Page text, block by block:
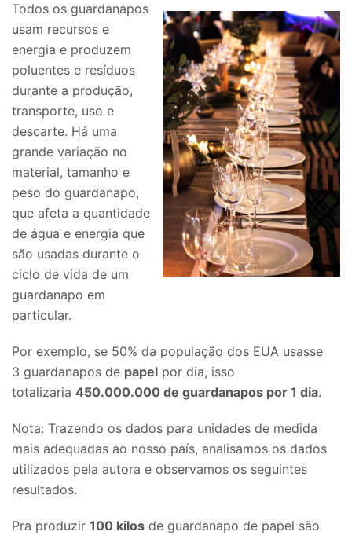
Todos os guardanapos
usam recursos e
energia e produzem
poluentes e resíduos
durante a produção,
transporte, uso e
descarte. Há uma
grande variação no
material, tamanho e
peso do guardanapo,
que afeta a quantidade
de água e energia que
são usadas durante o
ciclo de vida de um
guardanapo em
particular.
Por exemplo, se 50% da população dos EUA usasse
3 guardanapos de papel por dia, isso
totalizaria 450.000.000 de guardanapos por 1 dia.
Nota: Trazendo os dados para unidades de medida
mais adequadas ao nosso país, analisamos os dados
utilizados pela autora e observamos os seguintes
resultados.
Pra produzir 100 kilos de guardanapo de papel são